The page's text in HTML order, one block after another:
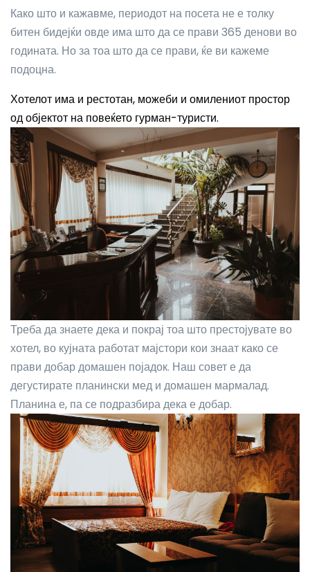
Како што и кажавме, периодот на посета не е толку
битен бидејќи овде има што да се прави 365 денови во
годината. Но за тоа што да се прави, ќе ви кажеме
подоцна.
Хотелот има и рестотан, можеби и омилениот простор
од објектот на повеќето гурман-туристи.
Треба да знаете дека и покрај тоа што престојувате во
хотел, во кујната работат мајстори кои знаат како се
прави добар домашен појадок. Наш совет е да
дегустирате планински мед и домашен мармалад.
Планина е, па се подразбира дека е добар.